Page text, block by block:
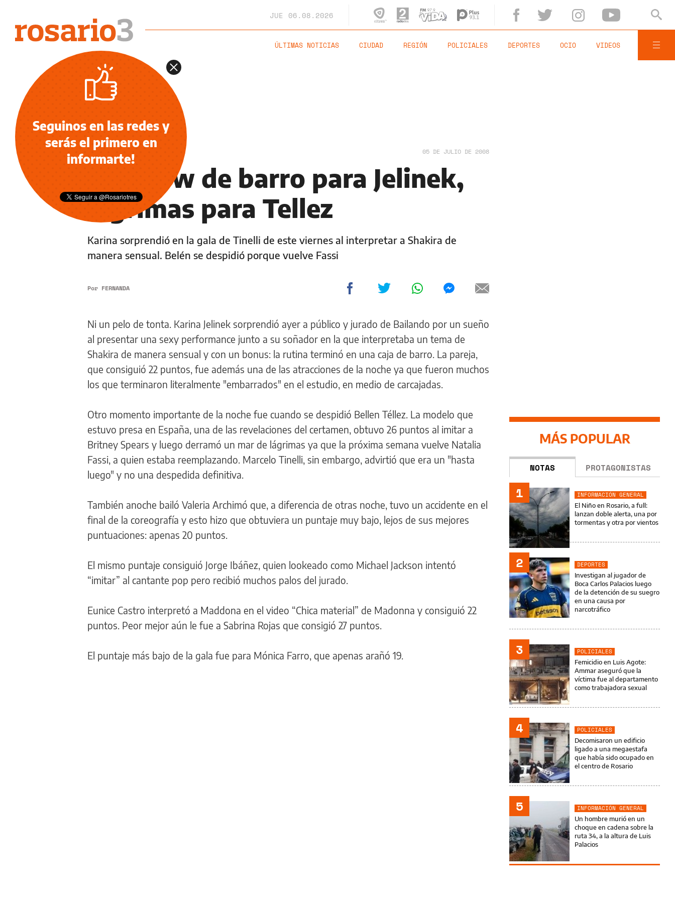
JUE 06.08.2026
ÚLTIMAS NOTICIAS CIUDAD REGIÓN POLICIALES DEPORTES OCIO VIDEOS
NOTICIAS 05 DE JULIO DE 2008
Un show de barro para Jelinek,
lágrimas para Tellez
Karina sorprendió en la gala de Tinelli de este viernes al interpretar a Shakira de
manera sensual. Belén se despidió porque vuelve Fassi
Por FERNANDA
Ni un pelo de tonta. Karina Jelinek sorprendió ayer a público y jurado de Bailando por un sueño
al presentar una sexy performance junto a su soñador en la que interpretaba un tema de
Shakira de manera sensual y con un bonus: la rutina terminó en una caja de barro. La pareja,
que consiguió 22 puntos, fue además una de las atracciones de la noche ya que fueron muchos
los que terminaron literalmente "embarrados" en el estudio, en medio de carcajadas.
Otro momento importante de la noche fue cuando se despidió Bellen Téllez. La modelo que
estuvo presa en España, una de las revelaciones del certamen, obtuvo 26 puntos al imitar a
Britney Spears y luego derramó un mar de lágrimas ya que la próxima semana vuelve Natalia
Fassi, a quien estaba reemplazando. Marcelo Tinelli, sin embargo, advirtió que era un "hasta
luego" y no una despedida definitiva.
También anoche bailó Valeria Archimó que, a diferencia de otras noche, tuvo un accidente en el
final de la coreografía y esto hizo que obtuviera un puntaje muy bajo, lejos de sus mejores
puntuaciones: apenas 20 puntos.
El mismo puntaje consiguió Jorge Ibáñez, quien lookeado como Michael Jackson intentó
“imitar” al cantante pop pero recibió muchos palos del jurado.
Eunice Castro interpretó a Maddona en el video “Chica material” de Madonna y consiguió 22
puntos. Peor mejor aún le fue a Sabrina Rojas que consigió 27 puntos.
El puntaje más bajo de la gala fue para Mónica Farro, que apenas arañó 19.
MÁS POPULAR
NOTAS PROTAGONISTAS
1
INFORMACIÓN GENERAL
El Niño en Rosario, a full:
lanzan doble alerta, una por
tormentas y otra por vientos
2
DEPORTES
Investigan al jugador de
Boca Carlos Palacios luego
de la detención de su suegro
en una causa por
narcotráfico
3
POLICIALES
Femicidio en Luis Agote:
Ammar aseguró que la
víctima fue al departamento
como trabajadora sexual
4
POLICIALES
Decomisaron un edificio
ligado a una megaestafa
que había sido ocupado en
el centro de Rosario
5
INFORMACIÓN GENERAL
Un hombre murió en un
choque en cadena sobre la
ruta 34, a la altura de Luis
Palacios
Seguinos en las redes y
serás el primero en
informarte!